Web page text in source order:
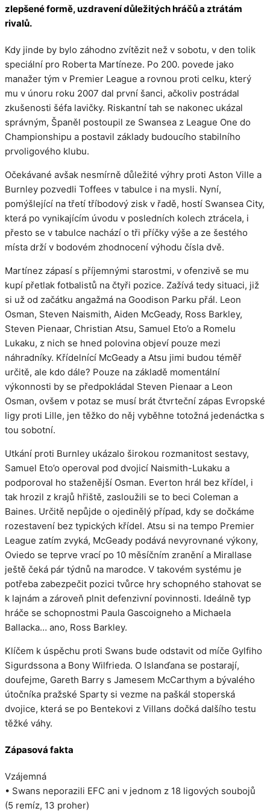
zlepšené formě, uzdravení důležitých hráčů a ztrátám
rivalů.
Kdy jinde by bylo záhodno zvítězit než v sobotu, v den tolik
speciální pro Roberta Martíneze. Po 200. povede jako
manažer tým v Premier League a rovnou proti celku, který
mu v únoru roku 2007 dal první šanci, ačkoliv postrádal
zkušenosti šéfa lavičky. Riskantní tah se nakonec ukázal
správným, Španěl postoupil ze Swansea z League One do
Championshipu a postavil základy budoucího stabilního
prvoligového klubu.
Očekávané avšak nesmírně důležité výhry proti Aston Ville a
Burnley pozvedli Toffees v tabulce i na mysli. Nyní,
pomýšlející na třetí tříbodový zisk v řadě, hostí Swansea City,
která po vynikajícím úvodu v posledních kolech ztrácela, i
přesto se v tabulce nachází o tři příčky výše a ze šestého
místa drží v bodovém zhodnocení výhodu čísla dvě.
Martínez zápasí s příjemnými starostmi, v ofenzivě se mu
kupí přetlak fotbalistů na čtyři pozice. Zažívá tedy situaci, již
si už od začátku angažmá na Goodison Parku přál. Leon
Osman, Steven Naismith, Aiden McGeady, Ross Barkley,
Steven Pienaar, Christian Atsu, Samuel Eto’o a Romelu
Lukaku, z nich se hned polovina objeví pouze mezi
náhradníky. Křídelnící McGeady a Atsu jimi budou téměř
určitě, ale kdo dále? Pouze na základě momentální
výkonnosti by se předpokládal Steven Pienaar a Leon
Osman, ovšem v potaz se musí brát čtvrteční zápas Evropské
ligy proti Lille, jen těžko do něj vyběhne totožná jedenáctka s
tou sobotní.
Utkání proti Burnley ukázalo širokou rozmanitost sestavy,
Samuel Eto’o operoval pod dvojicí Naismith-Lukaku a
podporoval ho staženější Osman. Everton hrál bez křídel, i
tak hrozil z krajů hřiště, zasloužili se to beci Coleman a
Baines. Určitě nepůjde o ojedinělý případ, kdy se dočkáme
rozestavení bez typických křídel. Atsu si na tempo Premier
League zatím zvyká, McGeady podává nevyrovnané výkony,
Oviedo se teprve vrací po 10 měsíčním zranění a Mirallase
ještě čeká pár týdnů na marodce. V takovém systému je
potřeba zabezpečit pozici tvůrce hry schopného stahovat se
k lajnám a zároveň plnit defenzivní povinnosti. Ideálně typ
hráče se schopnostmi Paula Gascoigneho a Michaela
Ballacka… ano, Ross Barkley.
Klíčem k úspěchu proti Swans bude odstavit od míče Gylfiho
Sigurdssona a Bony Wilfrieda. O Islanďana se postarají,
doufejme, Gareth Barry s Jamesem McCarthym a bývalého
útočníka pražské Sparty si vezme na paškál stoperská
dvojice, která se po Bentekovi z Villans dočká dalšího testu
těžké váhy.
Zápasová fakta
Vzájemná
• Swans neporazili EFC ani v jednom z 18 ligových soubojů
(5 remíz, 13 proher)